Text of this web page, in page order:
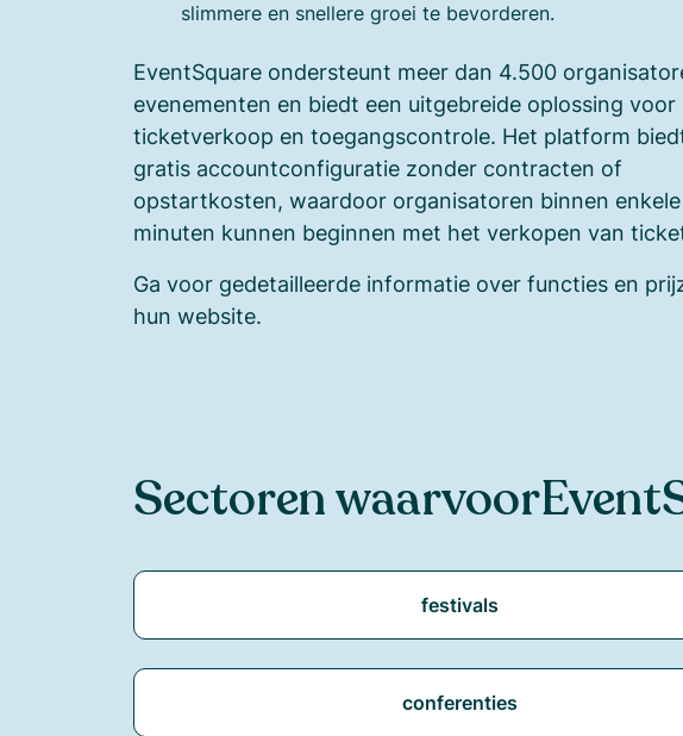
slimmere en snellere groei te bevorderen.
EventSquare ondersteunt meer dan 4.500
evenementen en biedt een uitgebreide oplossing voor
ticketverkoop en toegangscontrole. Het platform
gratis accountconfiguratie zonder contracten of
opstartkosten, waardoor organisatoren binnen enkele
minuten kunnen beginnen met het verkopen van
Ga voor gedetailleerde informatie over functies en
hun website.
Sectoren waarvoor
festivals
conferenties